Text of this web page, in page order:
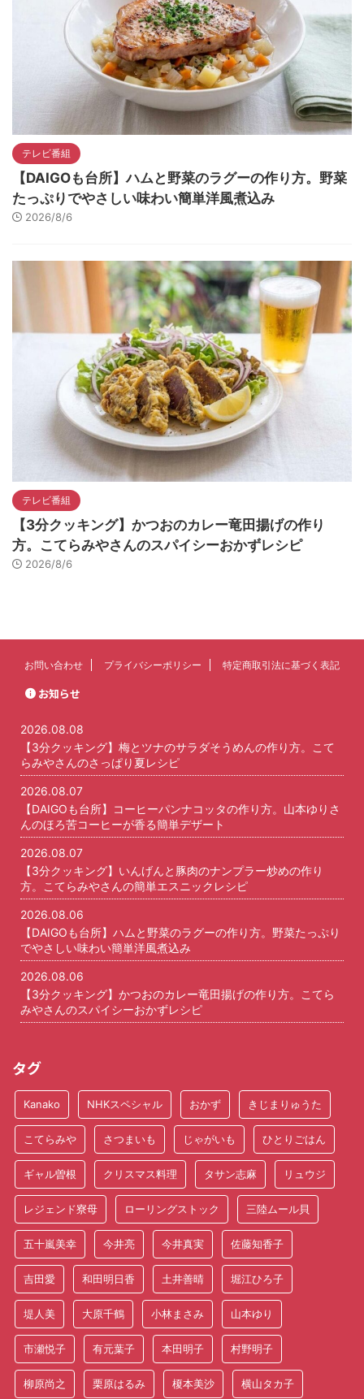
テレビ番組
【DAIGOも台所】ハムと野菜のラグーの作り方。野菜
たっぷりでやさしい味わい簡単洋風煮込み
2026/8/6
テレビ番組
【3分クッキング】かつおのカレー竜田揚げの作り
方。こてらみやさんのスパイシーおかずレシピ
2026/8/6
お問い合わせ プライバシーポリシー 特定商取引法に基づく表記
お知らせ
2026.08.08
【3分クッキング】梅とツナのサラダそうめんの作り方。こて
らみやさんのさっぱり夏レシピ
2026.08.07
【DAIGOも台所】コーヒーパンナコッタの作り方。山本ゆりさ
んのほろ苦コーヒーが香る簡単デザート
2026.08.07
【3分クッキング】いんげんと豚肉のナンプラー炒めの作り
方。こてらみやさんの簡単エスニックレシピ
2026.08.06
【DAIGOも台所】ハムと野菜のラグーの作り方。野菜たっぷり
でやさしい味わい簡単洋風煮込み
2026.08.06
【3分クッキング】かつおのカレー竜田揚げの作り方。こてら
みやさんのスパイシーおかずレシピ
タグ
Kanako NHKスペシャル おかず きじまりゅうた
こてらみや さつまいも じゃがいも ひとりごはん
ギャル曽根 クリスマス料理 タサン志麻 リュウジ
レジェンド寮母 ローリングストック 三陸ムール貝
五十嵐美幸 今井亮 今井真実 佐藤知香子
吉田愛 和田明日香 土井善晴 堀江ひろ子
堤人美 大原千鶴 小林まさみ 山本ゆり
市瀬悦子 有元葉子 本田明子 村野明子
柳原尚之 栗原はるみ 榎本美沙 横山タカ子